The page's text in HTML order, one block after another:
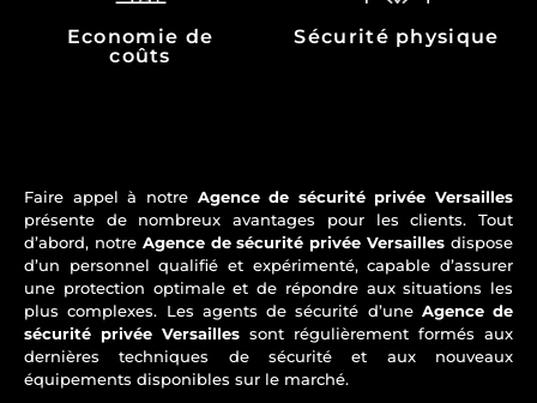
Economie de
coûts
Sécurité physique
Faire appel à notre Agence de sécurité privée Versailles
présente de nombreux avantages pour les clients. Tout
d’abord, notre Agence de sécurité privée Versailles dispose
d’un personnel qualifié et expérimenté, capable d’assurer
une protection optimale et de répondre aux situations les
plus complexes. Les agents de sécurité d’une Agence de
sécurité privée Versailles sont régulièrement formés aux
dernières techniques de sécurité et aux nouveaux
équipements disponibles sur le marché.